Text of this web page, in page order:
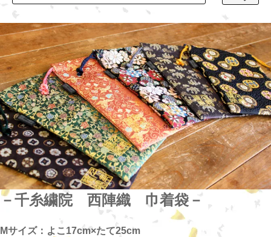
－千糸繍院 西陣織 巾着袋－
Mサイズ：よこ17cm×たて25cm